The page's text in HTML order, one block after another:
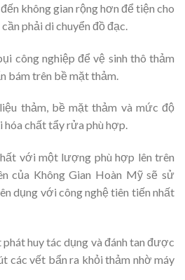
không gian rộng hơn để tiện cho
phải di chuyển đồ đạc.
công nghiệp để vệ sinh thô thảm
bám trên bề mặt thảm.
thảm, bề mặt thảm và mức độ
hóa chất tẩy rửa phù hợp.
với một lượng phù hợp lên trên
của Không Gian Hoàn Mỹ sẽ sử
dụng với công nghệ tiên tiến nhất
huy tác dụng và đánh tan được
các vết bẩn ra khỏi thảm nhờ máy